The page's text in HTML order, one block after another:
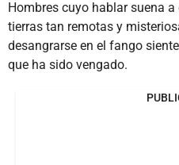
Hombres cuyo hablar suena
tierras tan remotas y
desangrarse en el fango
que ha sido vengado.